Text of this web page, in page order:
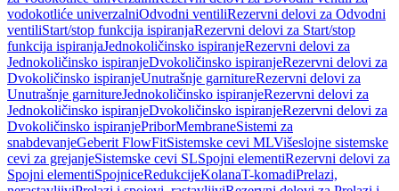
vodokotliće univerzalniOdvodni ventiliRezervni delovi za Odvodni
ventiliStart/stop funkcija ispiranjaRezervni delovi za Start/stop
funkcija ispiranjaJednokoličinsko ispiranjeRezervni delovi za
Jednokoličinsko ispiranjeDvokoličinsko ispiranjeRezervni delovi za
Dvokoličinsko ispiranjeUnutrašnje garnitureRezervni delovi za
Unutrašnje garnitureJednokoličinsko ispiranjeRezervni delovi za
Jednokoličinsko ispiranjeDvokoličinsko ispiranjeRezervni delovi za
Dvokoličinsko ispiranjePriborMembraneSistemi za
snabdevanjeGeberit FlowFitSistemske cevi MLVišeslojne sistemske
cevi za grejanjeSistemske cevi SLSpojni elementiRezervni delovi za
Spojni elementiSpojniceRedukcijeKolanaT-komadiPrelazi,